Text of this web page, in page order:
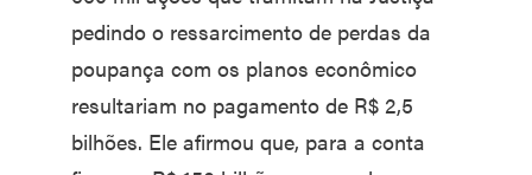
pedindo o ressarcimento de perdas da
poupança com os planos econômico
resultariam no pagamento de R$ 2,5
bilhões. Ele afirmou que, para a conta